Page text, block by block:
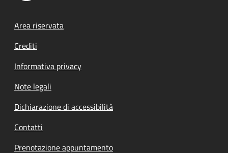
Footer menu
Area riservata
Crediti
Informativa privacy
Note legali
Dichiarazione di accessibilità
Contatti
Prenotazione appuntamento